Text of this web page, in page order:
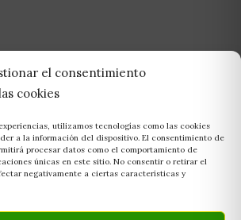
el consentimiento
cookies
utilizamos tecnologías como las cookies
a la información del dispositivo. El consentimiento de
procesar datos como el comportamiento de
únicas en este sitio. No consentir o retirar el
negativamente a ciertas características y